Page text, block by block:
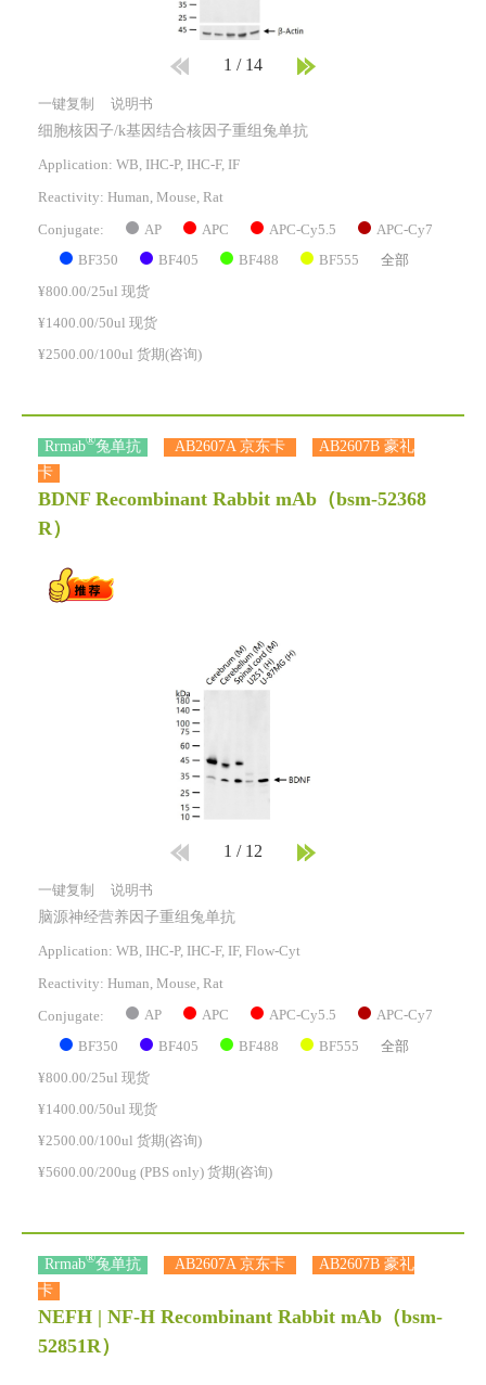
1 / 14
一键复制 说明书
细胞核因子/k基因结合核因子重组兔单抗
Application: WB, IHC-P, IHC-F, IF
Reactivity: Human, Mouse, Rat
Conjugate: AP APC APC-Cy5.5 APC-Cy7
BF350 BF405 BF488 BF555 全部
¥800.00/25ul 现货
¥1400.00/50ul 现货
¥2500.00/100ul 货期(咨询)
Rrmab®兔单抗 AB2607A 京东卡
AB2607B 豪礼
卡
BDNF Recombinant Rabbit mAb （bsm-52368
R）
1 / 12
一键复制 说明书
脑源神经营养因子重组兔单抗
Application: WB, IHC-P, IHC-F, IF, Flow-Cyt
Reactivity: Human, Mouse, Rat
Conjugate: AP APC APC-Cy5.5 APC-Cy7
BF350 BF405 BF488 BF555 全部
¥800.00/25ul 现货
¥1400.00/50ul 现货
¥2500.00/100ul 货期(咨询)
¥5600.00/200ug (PBS only) 货期(咨询)
Rrmab®兔单抗 AB2607A 京东卡
AB2607B 豪礼
卡
NEFH | NF-H Recombinant Rabbit mAb （bsm-
52851R）